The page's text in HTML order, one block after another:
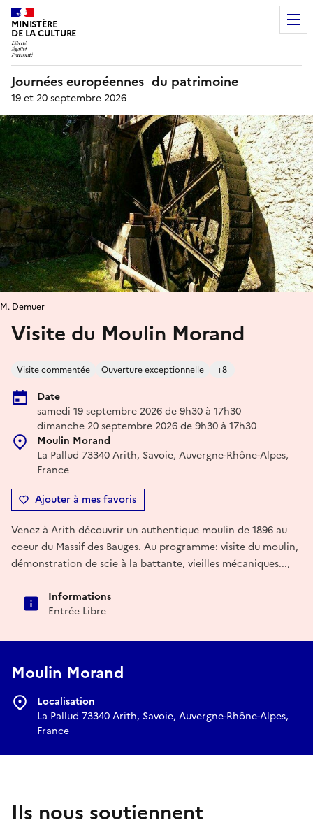
MINISTÈRE
DE LA CULTURE
Journées européennes du patrimoine
19 et 20 septembre 2026
Visite du Moulin Morand
Visite commentée Ouverture exceptionnelle +8
Date
samedi 19 septembre 2026 de 9h30 à 17h30
dimanche 20 septembre 2026 de 9h30 à 17h30
Moulin Morand
La Pallud 73340 Arith, Savoie, Auvergne-Rhône-Alpes,
France
Ajouter à mes favoris
M. Demuer
Venez à Arith découvrir un authentique moulin de 1896 au
coeur du Massif des Bauges. Au programme: visite du moulin,
démonstration de scie à la battante, vieilles mécaniques...,
Informations
Entrée Libre
Moulin Morand
Localisation
La Pallud 73340 Arith, Savoie, Auvergne-Rhône-Alpes,
France
Ils nous soutiennent